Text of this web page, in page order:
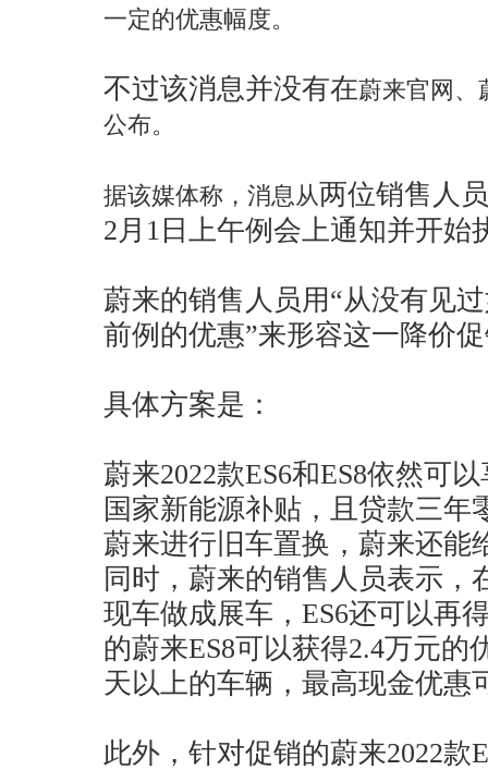
一定的优惠幅度。
不过该消息并没有在蔚来官网、
公布。
据该媒体称，消息从两位销售人
2月1日上午例会上通知并开始
蔚来的销售人员用“从没有见
前例的优惠”来形容这一降价
具体方案是：
蔚来2022款ES6和ES8依然可
国家新能源补贴，且贷款三年
蔚来进行旧车置换，蔚来还能
同时，蔚来的销售人员表示，
现车做成展车，ES6还可以再
的蔚来ES8可以获得2.4万元的
天以上的车辆，最高现金优惠
此外，针对促销的蔚来2022款